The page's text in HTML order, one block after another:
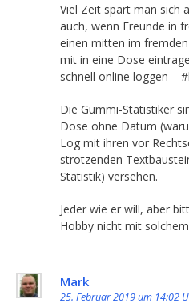
Viel Zeit spart man sich
auch, wenn Freunde in
einen mitten im
mit in eine Dose
schnell online loggen –
Die Gummi-Statistiker
Dose ohne Datum
Log mit ihren vor
strotzenden
Statistik) versehen.
Jeder wie er will, aber
Hobby nicht mit
Mark
25. Februar 2019 um 14:02